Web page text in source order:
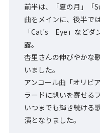
前半は、「夏の月」「
曲をメインに、後半で
「Cat's Eye」などダ
露。
杏里さんの伸びやかな
いました。
アンコール曲「オリビ
ラードに想いを寄せる
いつまでも輝き続ける
演となりました。